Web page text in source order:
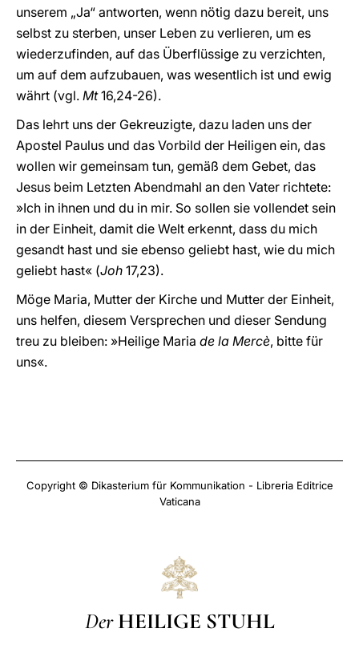
unserem „Ja“ antworten, wenn nötig dazu bereit, uns
selbst zu sterben, unser Leben zu verlieren, um es
wiederzufinden, auf das Überflüssige zu verzichten,
um auf dem aufzubauen, was wesentlich ist und ewig
währt (vgl. Mt16,24-26).
Das lehrt uns der Gekreuzigte, dazu laden uns der
Apostel Paulus und das Vorbild der Heiligen ein, das
wollen wir gemeinsam tun, gemäß dem Gebet, das
Jesus beim Letzten Abendmahl an den Vater richtete:
»Ich in ihnen und du in mir. So sollen sie vollendet sein
in der Einheit, damit die Welt erkennt, dass du mich
gesandt hast und sie ebenso geliebt hast, wie du mich
geliebt hast« (Joh 17,23).
Möge Maria, Mutter der Kirche und Mutter der Einheit,
uns helfen, diesem Versprechen und dieser Sendung
treu zu bleiben: »Heilige Maria de la Mercè, bitte für
uns«.
Copyright © Dikasterium für Kommunikation - Libreria Editrice
Vaticana
Der HEILIGE STUHL